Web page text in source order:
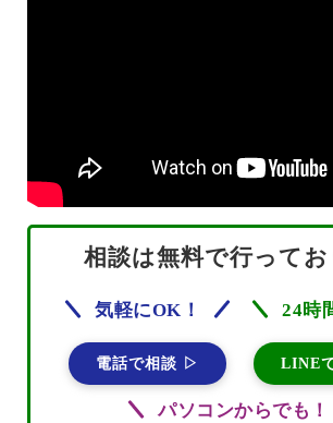
相談は無料で行って
気軽にOK！
電話で相談 ▷
24時
LINE
パソコンからでも！